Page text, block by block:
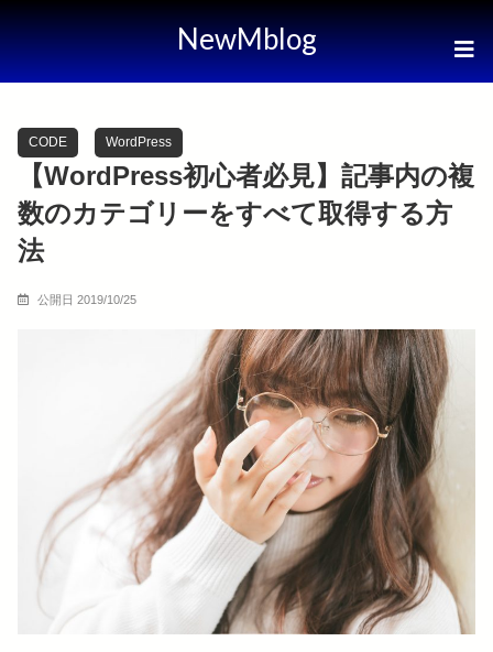
NewMblog
CODE WordPress
【WordPress初心者必見】記事内の複
数のカテゴリーをすべて取得する方
法
公開日 2019/10/25